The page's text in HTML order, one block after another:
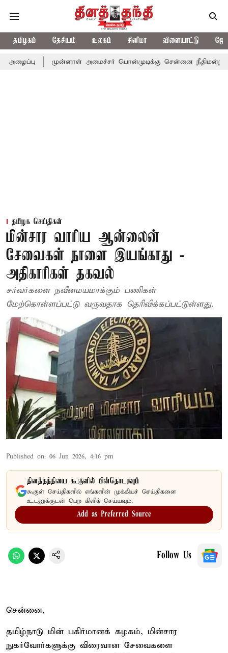
தமிழகம் தேசியம் உலகம் சினிமா விளையாட்டு
முன்னாள் அமைச்சர் பொன்முடிக்கு சென்னை நீதிமன்றம்
தமிழக செய்திகள்
மின்சார வாரிய ஆன்லைன்
சேவைகள் நாளை இயங்காது -
அதிகாரிகள் தகவல்
சர்வர்களை நவீனமயமாக்கும் பணிகள்
மேற்கொள்ளப்பட்டு வருவதாக தெரிவிக்கப்பட்டுள்ளது.
Published on: 06 Jun 2026, 4:16 pm
தினத்தந்தியை கூகுளில் பின்தொடரவும்
கூகுள் செய்திகளில் எங்களின் முக்கியச் செய்திகளை
உடனுக்குடன் பெற கிளிக் செய்யவும்.
Add as Preferred Source
Follow Us
சென்னை,
தமிழ்நாடு மின் பகிர்மானக் கழகம், மின்சார
நுகர்வோர்களுக்கு விரைவான சேவைகளை